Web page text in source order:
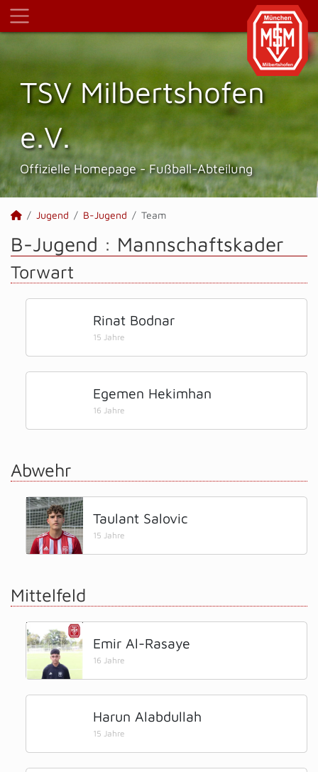
TSV Milbertshofen
e.V.
Offizielle Homepage - Fußball-Abteilung
Jugend B-Jugend Team
B-Jugend : Mannschaftskader
Torwart
Rinat Bodnar
15 Jahre
Egemen Hekimhan
16 Jahre
Abwehr
Taulant Salovic
15 Jahre
Mittelfeld
Emir Al-Rasaye
16 Jahre
Harun Alabdullah
15 Jahre